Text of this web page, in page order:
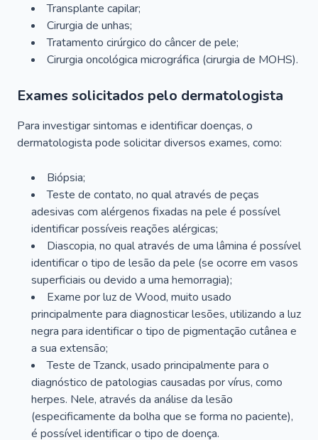
Transplante capilar;
Cirurgia de unhas;
Tratamento cirúrgico do câncer de pele;
Cirurgia oncológica micrográfica (cirurgia de MOHS).
Exames solicitados pelo dermatologista
Para investigar sintomas e identificar doenças, o
dermatologista pode solicitar diversos exames, como:
Biópsia;
Teste de contato, no qual através de peças
adesivas com alérgenos fixadas na pele é possível
identificar possíveis reações alérgicas;
Diascopia, no qual através de uma lâmina é possível
identificar o tipo de lesão da pele (se ocorre em vasos
superficiais ou devido a uma hemorragia);
Exame por luz de Wood, muito usado
principalmente para diagnosticar lesões, utilizando a luz
negra para identificar o tipo de pigmentação cutânea e
a sua extensão;
Teste de Tzanck, usado principalmente para o
diagnóstico de patologias causadas por vírus, como
herpes. Nele, através da análise da lesão
(especificamente da bolha que se forma no paciente),
é possível identificar o tipo de doença.